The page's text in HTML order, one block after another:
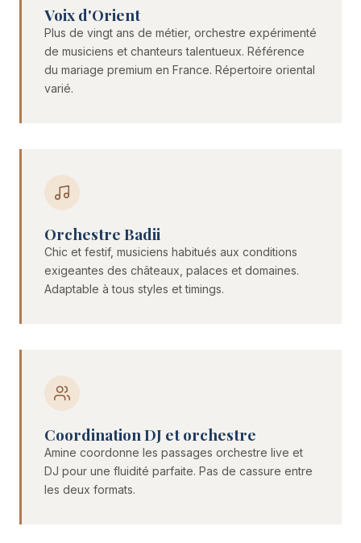
Voix d'Orient
Plus de vingt ans de métier, orchestre expérimenté
de musiciens et chanteurs talentueux. Référence
du mariage premium en France. Répertoire oriental
varié.
Orchestre Badii
Chic et festif, musiciens habitués aux conditions
exigeantes des châteaux, palaces et domaines.
Adaptable à tous styles et timings.
Coordination DJ et orchestre
Amine coordonne les passages orchestre live et
DJ pour une fluidité parfaite. Pas de cassure entre
les deux formats.